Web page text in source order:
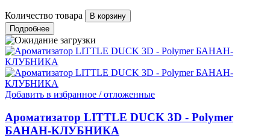
Количество товара
Подробнее
Добавить в избранное / отложенные
Ароматизатор LITTLE DUCK 3D - Polymer
БАНАН-КЛУБНИКА